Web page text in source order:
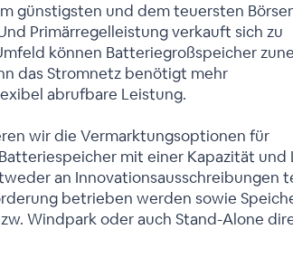
günstigsten und dem teuersten
Primärregelleistung verkauft sich zu
können Batteriegroßspeicher
das Stromnetz benötigt mehr
abrufbare Leistung.
wir die Vermarktungsoptionen für
mit einer Kapazität und
an Innovationsausschreibungen
betrieben werden sowie
Windpark oder auch Stand-Alone